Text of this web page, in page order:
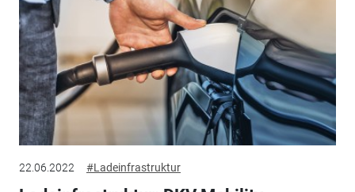
22.06.2022 #Ladeinfrastruktur